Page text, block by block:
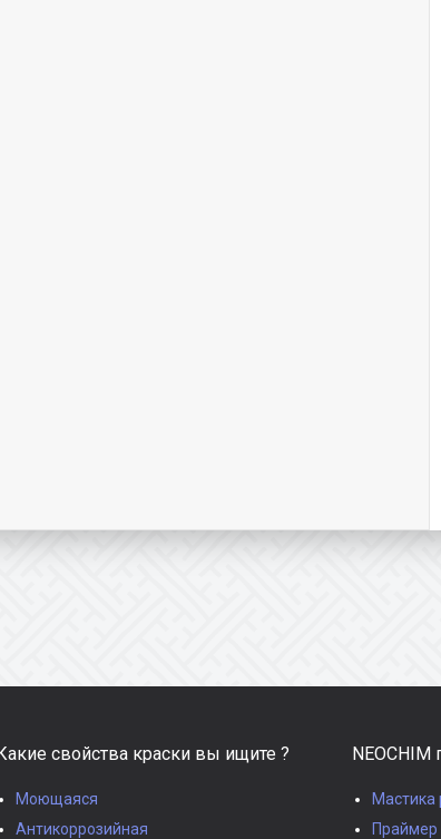
свойства краски вы ищите ?
Моющаяся
Антикоррозийная
NEOCHIM
Мастика